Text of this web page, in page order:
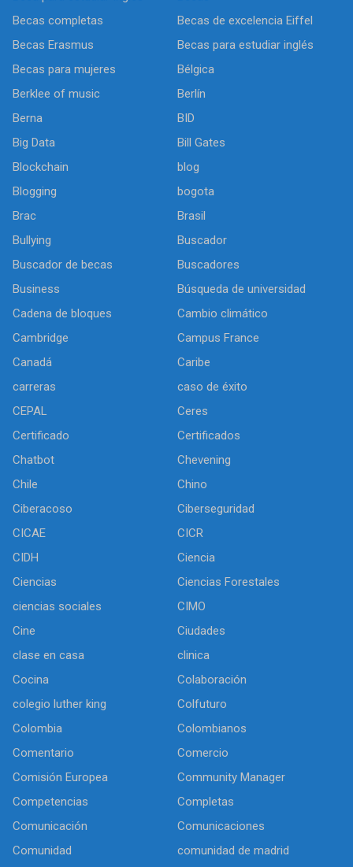
Becas completas
Becas de excelencia Eiffel
Becas Erasmus
Becas para estudiar inglés
Becas para mujeres
Bélgica
Berklee of music
Berlín
Berna
BID
Big Data
Bill Gates
Blockchain
blog
Blogging
bogota
Brac
Brasil
Bullying
Buscador
Buscador de becas
Buscadores
Business
Búsqueda de universidad
Cadena de bloques
Cambio climático
Cambridge
Campus France
Canadá
Caribe
carreras
caso de éxito
CEPAL
Ceres
Certificado
Certificados
Chatbot
Chevening
Chile
Chino
Ciberacoso
Ciberseguridad
CICAE
CICR
CIDH
Ciencia
Ciencias
Ciencias Forestales
ciencias sociales
CIMO
Cine
Ciudades
clase en casa
clinica
Cocina
Colaboración
colegio luther king
Colfuturo
Colombia
Colombianos
Comentario
Comercio
Comisión Europea
Community Manager
Competencias
Completas
Comunicación
Comunicaciones
Comunidad
comunidad de madrid